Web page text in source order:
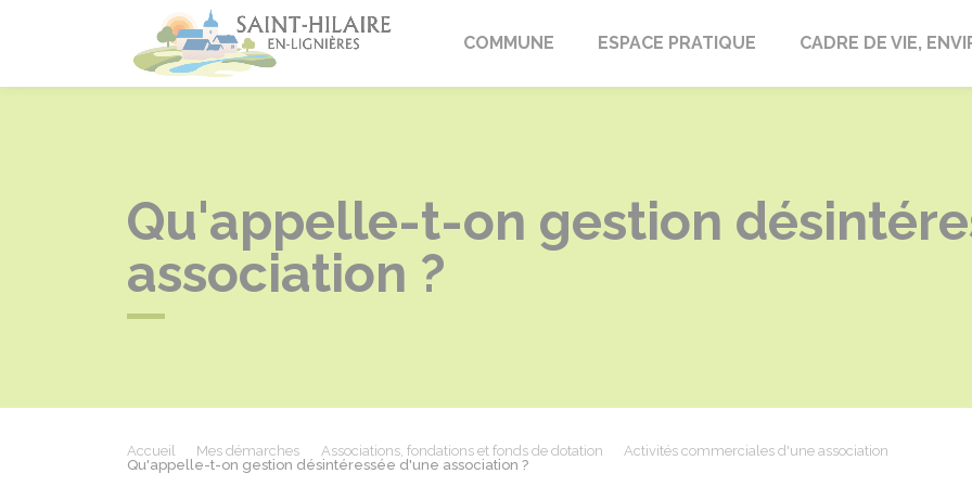
Saint-Hilaire-en-Lignières
COMMUNE ESPACE PRATIQUE CADRE DE VIE,
Qu'appelle-t-on gestion
association ?
Accueil Mes démarches Associations, fondations et fonds de dotation
Activités commerciales d'une association
Qu'appelle-t-on gestion désintéressée d'une association ?